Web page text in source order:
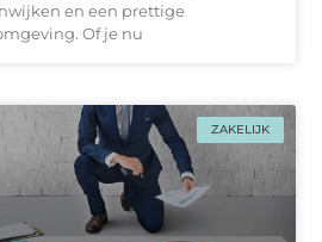
en een prettige
Of je nu
ZAKELIJK